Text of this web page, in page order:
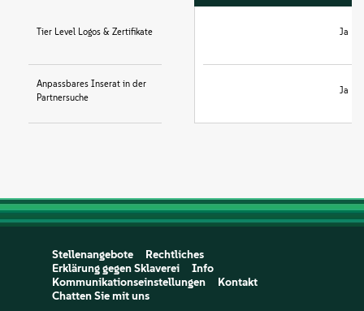
Tier Level Logos & Zertifikate Ja
Anpassbares Inserat in der
Partnersuche
Ja
Stellenangebote
Rechtliches
Erklärung gegen Sklaverei
Info
Kommunikationseinstellungen
Kontakt
Chatten Sie mit uns